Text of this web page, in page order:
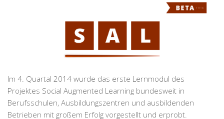
Im 4. Quartal 2014 wurde das erste Lernmodul des
Projektes Social Augmented Learning bundesweit in
Berufsschulen, Ausbildungszentren und ausbildenden
Betrieben mit großem Erfolg vorgestellt und erprobt.